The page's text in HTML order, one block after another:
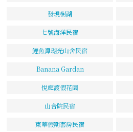
發現樹湖
七號海洋民宿
鯉魚潭瑚光山舍民宿
Banana Gardan
悅庭渡假花園
山合院民宿
東華假期套房民宿